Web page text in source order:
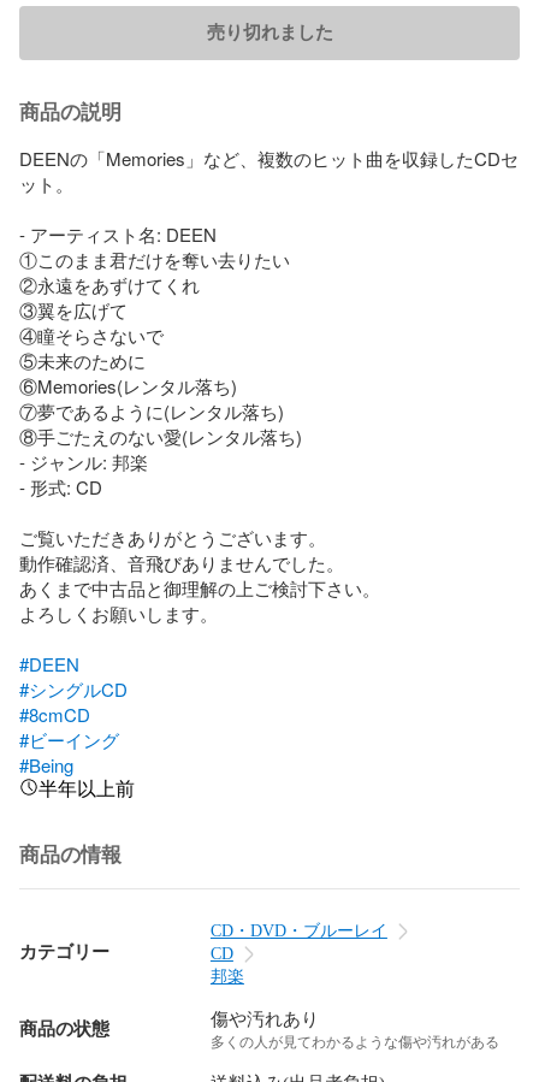
売り切れました
商品の説明
DEENの「Memories」など、複数のヒット曲を収録したCDセ
ット。
- アーティスト名: DEEN
①このまま君だけを奪い去りたい
②永遠をあずけてくれ
③翼を広げて
④瞳そらさないで
⑤未来のために
⑥Memories(レンタル落ち)
⑦夢であるように(レンタル落ち)
⑧手ごたえのない愛(レンタル落ち)
- ジャンル: 邦楽
- 形式: CD
ご覧いただきありがとうございます。
動作確認済、音飛びありませんでした。
あくまで中古品と御理解の上ご検討下さい。
よろしくお願いします。
#DEEN
#シングルCD
#8cmCD
#ビーイング
#Being
半年以上前
商品の情報
カテゴリー
CD・DVD・ブルーレイ
CD
邦楽
商品の状態 傷や汚れあり
多くの人が見てわかるような傷や汚れがある